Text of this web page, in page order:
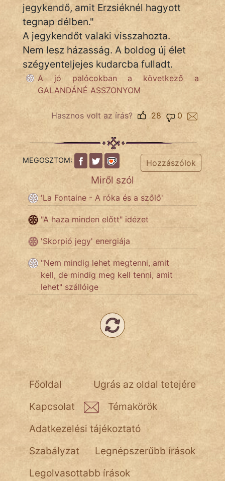
cinege
fantom
Hunor
Jób Gedeon
mikkamakka
vörös ördög
nagyöreg
Név nélkül
pszichopati
szegény legény
Hoffer Botond
szemfüles
jegykendő, amit Erzsiéknél hagyott
tegnap délben."
A jegykendőt valaki visszahozta.
Nem lesz házasság. A boldog új élet
szégyenteljejes kudarcba fulladt.
A jó palócokban a következő a
GALANDÁNÉ ASSZONYOM
Hasznos volt az írás? 0
28
MEGOSZTOM: Hozzászólok
Miről szól
'La Fontaine - A róka és a szőlő'
"A haza minden előtt" idézet
'Skorpió jegy' energiája
"Nem mindig lehet megtenni, amit
kell, de mindig meg kell tenni, amit
lehet" szállóige
Ugrás az oldal tetejére
Főoldal
Kapcsolat
Témakörök
Adatkezelési tájékoztató
Szabályzat
Legnépszerűbb írások
Legolvasottabb írások